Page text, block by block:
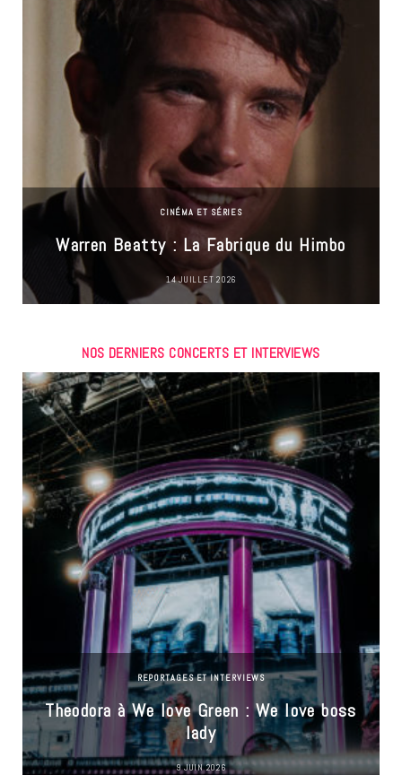
CINÉMA ET SÉRIES
Warren Beatty : La Fabrique du Himbo
14 JUILLET 2026
NOS DERNIERS CONCERTS ET INTERVIEWS
REPORTAGES ET INTERVIEWS
Theodora à We love Green : We love boss
lady
9 JUIN 2026